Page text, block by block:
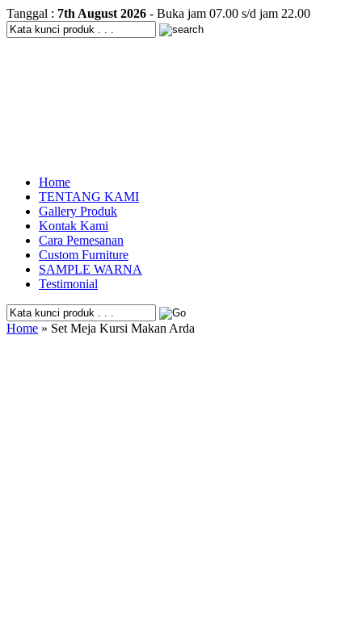
Tanggal : 7th August 2026 - Buka jam 07.00 s/d jam 22.00
Home
TENTANG KAMI
Gallery Produk
Kontak Kami
Cara Pemesanan
Custom Furniture
SAMPLE WARNA
Testimonial
Home » Set Meja Kursi Makan Arda